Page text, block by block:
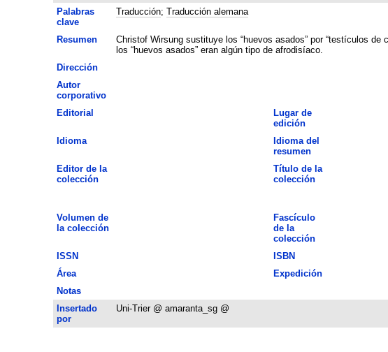
Palabras
clave
Traducción; Traducción alemana
Resumen
Christof Wirsung sustituye los “huevos asados” por “testículos
los “huevos asados” eran algún tipo de afrodisíaco.
Dirección
Autor
corporativo
Editorial
Lugar de
edición
Idioma
Idioma del
resumen
Editor de la
colección
Título de la
colección
Volumen de
la colección
Fascículo
de la
colección
ISSN ISBN
Área
Expedición
Notas
Insertado
por
Uni-Trier @ amaranta_sg @